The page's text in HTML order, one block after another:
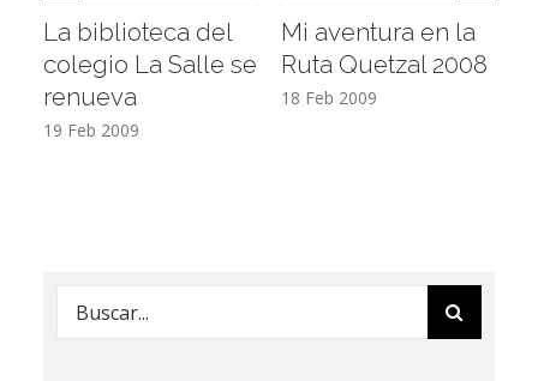
La biblioteca del
colegio La Salle se
renueva
19 Feb 2009
Mi aventura en la
Ruta Quetzal 2008
18 Feb 2009
Buscar: